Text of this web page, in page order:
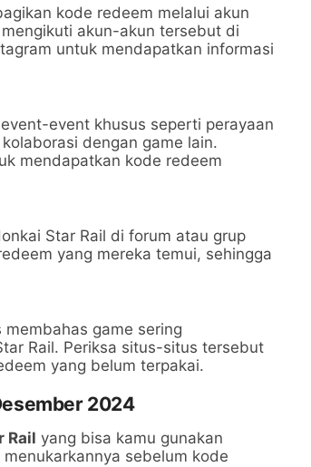
kode redeem melalui akun
akun-akun tersebut di
untuk mendapatkan informasi
event khusus seperti perayaan
dengan game lain.
mendapatkan kode redeem
Star Rail di forum atau grup
yang mereka temui, sehingga
game sering
Rail. Periksa situs-situs tersebut
yang belum terpakai.
2024
Rail yang bisa kamu gunakan
sebelum kode